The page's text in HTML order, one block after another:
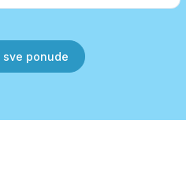
sve ponude